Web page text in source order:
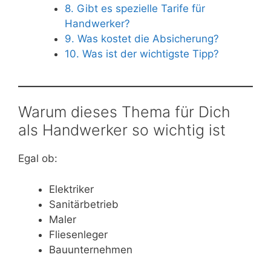
8. Gibt es spezielle Tarife für
Handwerker?
9. Was kostet die Absicherung?
10. Was ist der wichtigste Tipp?
Warum dieses Thema für Dich
als Handwerker so wichtig ist
Egal ob:
Elektriker
Sanitärbetrieb
Maler
Fliesenleger
Bauunternehmen